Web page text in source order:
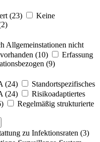
(23)
Keine
Allgemeinstationen nicht
(10)
Erfassung
(9)
(24)
Standortspezifisches
(24)
Risikoadaptiertes
Regelmäßig strukturierte
zu Infektionsraten (3)